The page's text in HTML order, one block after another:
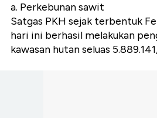
a. Perkebunan sawit
Satgas PKH sejak terbentuk
hari ini berhasil melakukan
kawasan hutan seluas